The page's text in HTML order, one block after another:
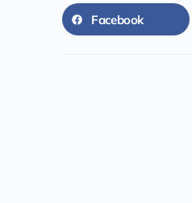
Facebook